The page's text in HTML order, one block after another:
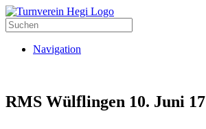
Navigation
RMS Wülflingen 10. Juni 17